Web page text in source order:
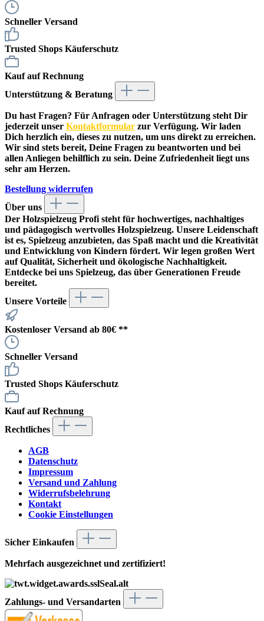
Schneller Versand
Trusted Shops Käuferschutz
Kauf auf Rechnung
Unterstützung & Beratung
Du hast Fragen? Für Anfragen oder Unterstützung steht Dir
jederzeit unser Kontaktformular zur Verfügung. Wir laden
Dich herzlich ein, dieses zu nutzen, um uns direkt zu erreichen.
Wir sind stets bereit, Deine Fragen zu beantworten und bei
allen Anliegen behilflich zu sein. Deine Zufriedenheit liegt uns
sehr am Herzen.
Bestellung widerrufen
Über uns
Der Holzspielzeug Profi steht für hochwertiges, nachhaltiges
und pädagogisch wertvolles Holzspielzeug. Unsere Leidenschaft
ist es, Spielzeug anzubieten, das Spaß macht und die Kreativität
und Entwicklung von Kindern fördert. Wir legen großen Wert
auf Qualität, Sicherheit und ökologische Nachhaltigkeit.
Entdecke bei uns Spielzeug, das über Generationen Freude
bereitet.
Unsere Vorteile
Kostenloser Versand ab 80€ **
Schneller Versand
Trusted Shops Käuferschutz
Kauf auf Rechnung
Rechtliches
AGB
Datenschutz
Impressum
Versand und Zahlung
Widerrufsbelehrung
Kontakt
Cookie Einstellungen
Sicher Einkaufen
Mehrfach ausgezeichnet und zertifiziert!
Zahlungs- und Versandarten